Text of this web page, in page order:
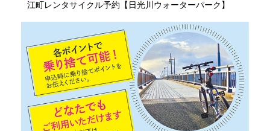
江町レンタサイクル予約【日光川ウォーターパーク】